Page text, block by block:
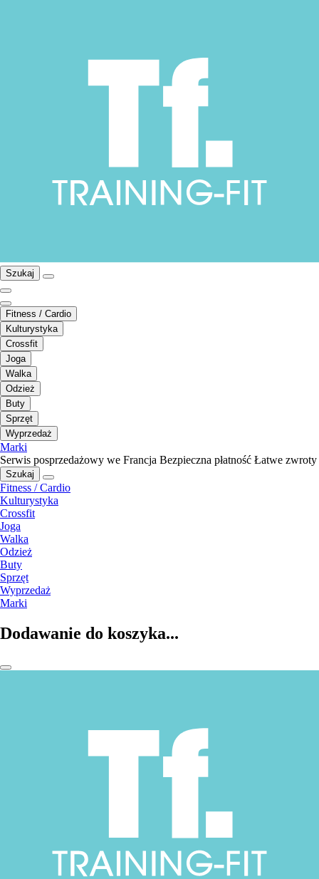
Szukaj
Fitness / Cardio
Kulturystyka
Crossfit
Joga
Walka
Odzież
Buty
Sprzęt
Wyprzedaż
Marki
Serwis posprzedażowy we Francja Bezpieczna płatność Łatwe zwroty
Szukaj
Fitness / Cardio
Kulturystyka
Crossfit
Joga
Walka
Odzież
Buty
Sprzęt
Wyprzedaż
Marki
Dodawanie do koszyka...